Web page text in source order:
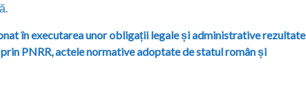
în executarea unor obligații legale și administrative rezultate
PNRR, actele normative adoptate de statul român și